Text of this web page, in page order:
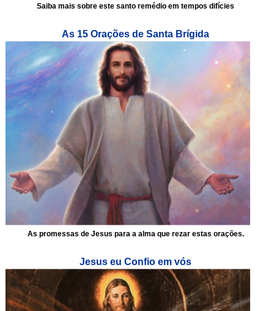
Saiba mais sobre este santo remédio em tempos difícies
As 15 Orações de Santa Brígida
As promessas de Jesus para a alma que rezar estas orações.
Jesus eu Confio em vós